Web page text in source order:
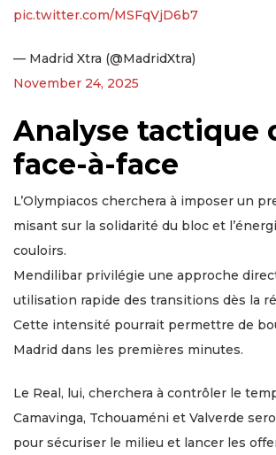
pic.twitter.com/MSFqVjD6b7
— Madrid Xtra (@MadridXtra)
November 24, 2025
Analyse tactique
face-à-face
L’Olympiacos cherchera à imposer un
misant sur la solidarité du bloc et
couloirs.
Mendilibar privilégie une approche
utilisation rapide des transitions dès la
Cette intensité pourrait permettre de
Madrid dans les premières minutes.
Le Real, lui, cherchera à contrôler le
Camavinga, Tchouaméni et Valverde
pour sécuriser le milieu et lancer les